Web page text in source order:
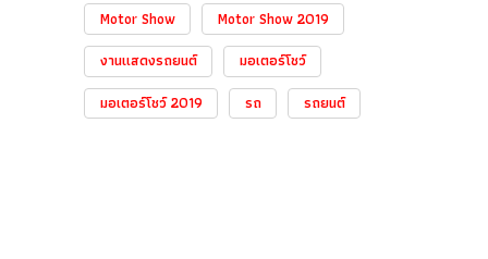
Motor Show
Motor Show 2019
งานแสดงรถยนต์
มอเตอร์โชว์
มอเตอร์โชว์ 2019
รถ รถยนต์